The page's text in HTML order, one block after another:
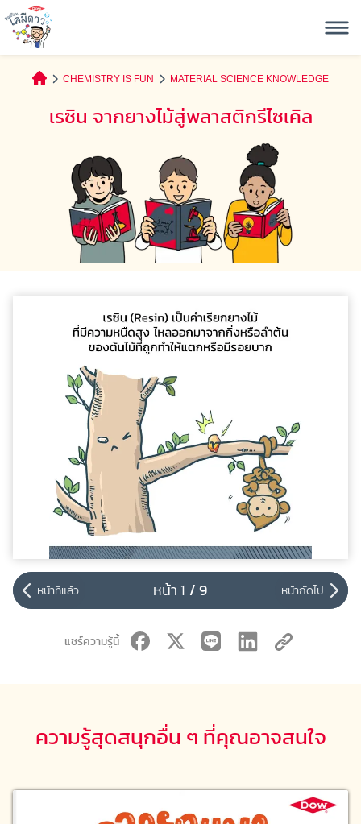
CHEMISTRY IS FUN MATERIAL SCIENCE KNOWLEDGE
เรซิน จากยางไม้สู่พลาสติกรีไซเคิล
หน้าที่แล้ว หน้า 1 /9 หน้าถัดไป
แชร์ความรู้นี้
ความรู้สุดสนุกอื่น ๆ ที่คุณอาจสนใจ